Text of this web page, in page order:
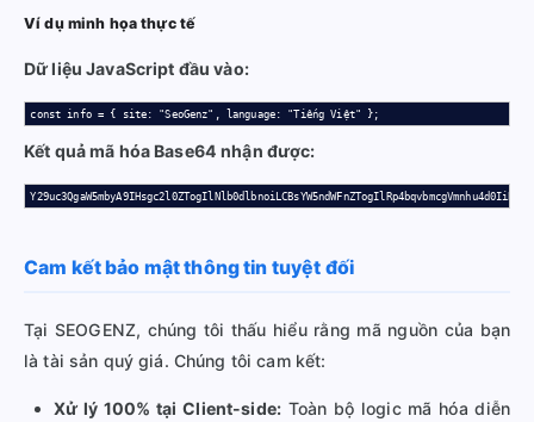
Ví dụ minh họa thực tế
Dữ liệu JavaScript đầu vào:
const info = { site: "SeoGenz", language: "Tiếng Việt" };
Kết quả mã hóa Base64 nhận được:
Cam kết bảo mật thông tin tuyệt đối
Tại SEOGENZ, chúng tôi thấu hiểu rằng mã nguồn của bạn
là tài sản quý giá. Chúng tôi cam kết:
Xử lý 100% tại Client-side: Toàn bộ logic mã hóa diễn